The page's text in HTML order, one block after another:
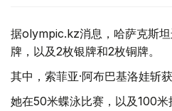
据olympic.kz消息，哈萨克斯
牌，以及2枚银牌和2枚铜牌。
其中，索菲亚·阿布巴基洛娃斩
她在50米蝶泳比赛，以及100